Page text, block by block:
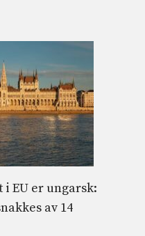
EU er ungarsk:
av 14